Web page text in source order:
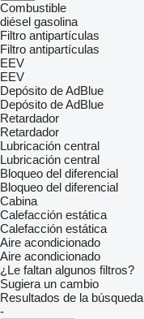
Combustible
diésel gasolina
Filtro antipartículas
Filtro antipartículas
EEV
EEV
Depósito de AdBlue
Depósito de AdBlue
Retardador
Retardador
Lubricación central
Lubricación central
Bloqueo del diferencial
Bloqueo del diferencial
Cabina
Calefacción estática
Calefacción estática
Aire acondicionado
Aire acondicionado
¿Le faltan algunos filtros?
Sugiera un cambio
Resultados de la
-